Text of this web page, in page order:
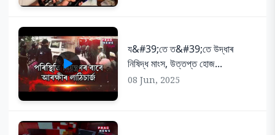
য&#39;তে ত&#39;তে উদ্ধাৰ
নিষিদ্ধ মাংস, উত্তপ্ত হোজ...
08 Jun, 2025